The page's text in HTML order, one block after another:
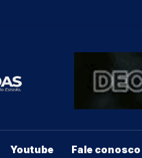
Youtube Fale conosco